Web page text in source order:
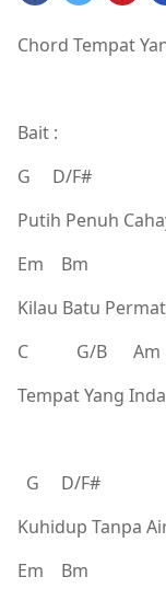
Chord Tempat
Bait :
G D/F#
Putih Penuh
Em Bm
Kilau Batu
C G/B Am
Tempat Yang
G D/F#
Kuhidup Tanpa
Em Bm